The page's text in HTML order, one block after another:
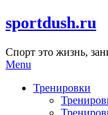
Skip
to
sportdush.ru
Спорт это жизнь,
Menu
Тренировки